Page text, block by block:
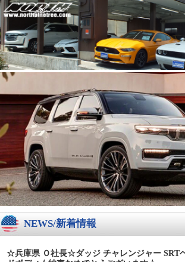
NEWS/新着情報
☆兵庫県 Ｏ社長☆ダッジ チャレンジャー SRT